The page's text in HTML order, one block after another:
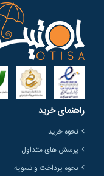
راهنمای خرید
نحوه خرید
پرسش های متداول
نحوه پرداخت و تسویه